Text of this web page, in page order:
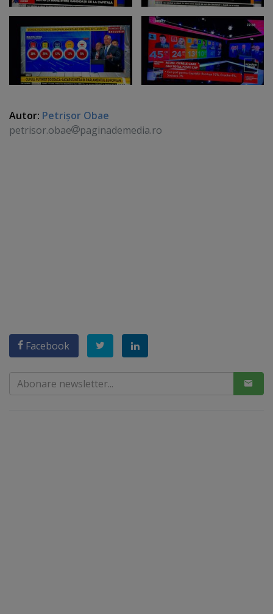
Autor: Petrişor Obae
petrisor.obae
paginademedia.ro
Facebook